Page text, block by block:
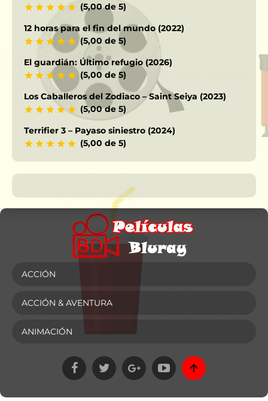
(5,00 de 5)
12 horas para el fin del mundo (2022)
(5,00 de 5)
El guardián: Último refugio (2026)
(5,00 de 5)
Los Caballeros del Zodiaco – Saint Seiya (2023)
(5,00 de 5)
Terrifier 3 – Payaso siniestro (2024)
(5,00 de 5)
ACCIÓN
ACCIÓN & AVENTURA
ANIMACIÓN